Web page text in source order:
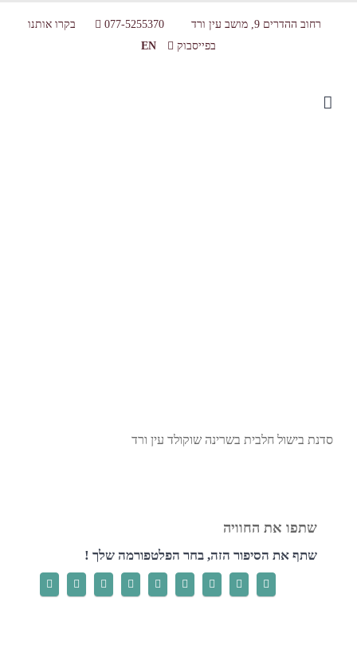
רחוב ההדרים 9, מושב עין ורד 077-5255370
בקרו אותנו
בפייסבוק
EN
סדנת בישול חלבית בשרינה שוקולד עין ורד
שתף את הסיפור הזה, בחר הפלטפורמה שלך !